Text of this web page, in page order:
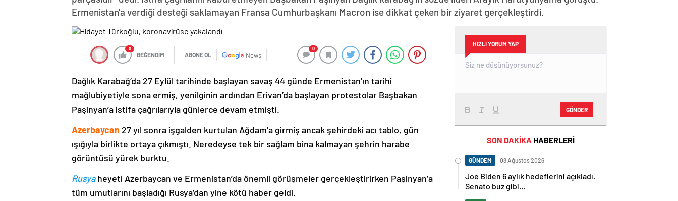
Ermenistan'a verdiği desteği saklamayan Fransa Cumhurbaşkanı Macron ise dikkat çeken bir ziyaret gerçekleştirdi.
0
BEĞENDİM ABONE OL News
0
Dağlık Karabağ’da 27 Eylül tarihinde başlayan savaş 44 günde Ermenistan’ın tarihi
mağlubiyetiyle sona ermiş, yenilginin ardından Erivan’da başlayan protestolar Başbakan
Paşinyan’a istifa çağrılarıyla günlerce devam etmişti.
Azerbaycan 27 yıl sonra işgalden kurtulan Ağdam’a girmiş ancak şehirdeki acı tablo, gün
ışığıyla birlikte ortaya çıkmıştı. Neredeyse tek bir sağlam bina kalmayan şehrin harabe
görüntüsü yürek burktu.
Rusyaheyeti Azerbaycan ve Ermenistan’da önemli görüşmeler gerçekleştirirken Paşinyan’a
tüm umutlarını başladığı Rusya’dan yine kötü haber geldi.
HIZLI YORUM YAP
GÖNDER
SON DAKİKA HABERLERİ
GÜNDEM 08 Ağustos 2026
Joe Biden 6 aylık hedeflerini açıkladı.
Senato buz gibi…